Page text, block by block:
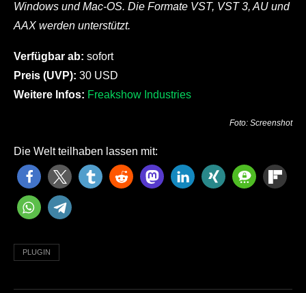
Windows und Mac-OS. Die Formate VST, VST 3, AU und
AAX werden unterstützt.
Verfügbar ab: sofort
Preis (UVP): 30 USD
Weitere Infos: Freakshow Industries
Foto: Screenshot
Die Welt teilhaben lassen mit:
PLUGIN